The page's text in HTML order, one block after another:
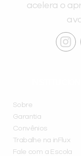
acelera o
Sobre
Garantia
Convênios
Trabalhe na inFlux
Fale com a Escola